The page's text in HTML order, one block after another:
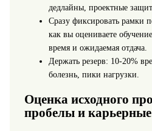
дедлайны, проектные
Сразу фиксировать рамки
как вы оцениваете
время и ожидаемая отдача.
Держать резерв: 10-20%
болезнь, пики нагрузки.
Оценка исходного
пробелы и